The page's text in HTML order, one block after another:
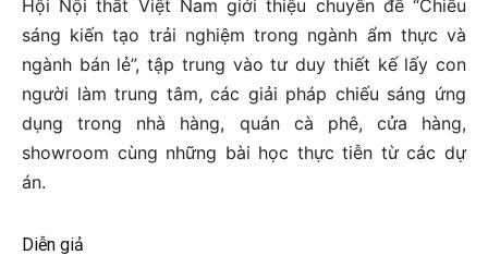
Hội Nội thất Việt Nam giới thiệu chuyên đề “Chiếu
sáng kiến tạo trải nghiệm trong ngành ẩm thực và
ngành bán lẻ”, tập trung vào tư duy thiết kế lấy con
người làm trung tâm, các giải pháp chiếu sáng ứng
dụng trong nhà hàng, quán cà phê, cửa hàng,
showroom cùng những bài học thực tiễn từ các dự
án.
Diễn giả